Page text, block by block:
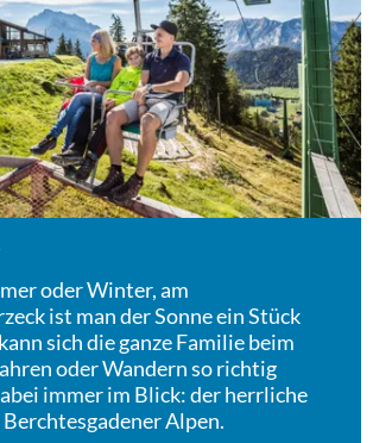
oder Winter, am
ist man der Sonne ein Stück
sich die ganze Familie beim
oder Wandern so richtig
immer im Blick: der herrliche
Alpen.